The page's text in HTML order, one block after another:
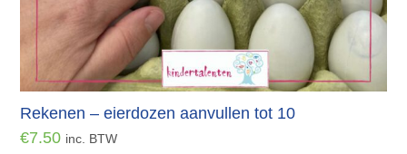
Rekenen – eierdozen aanvullen tot 10
€7.50 inc. BTW